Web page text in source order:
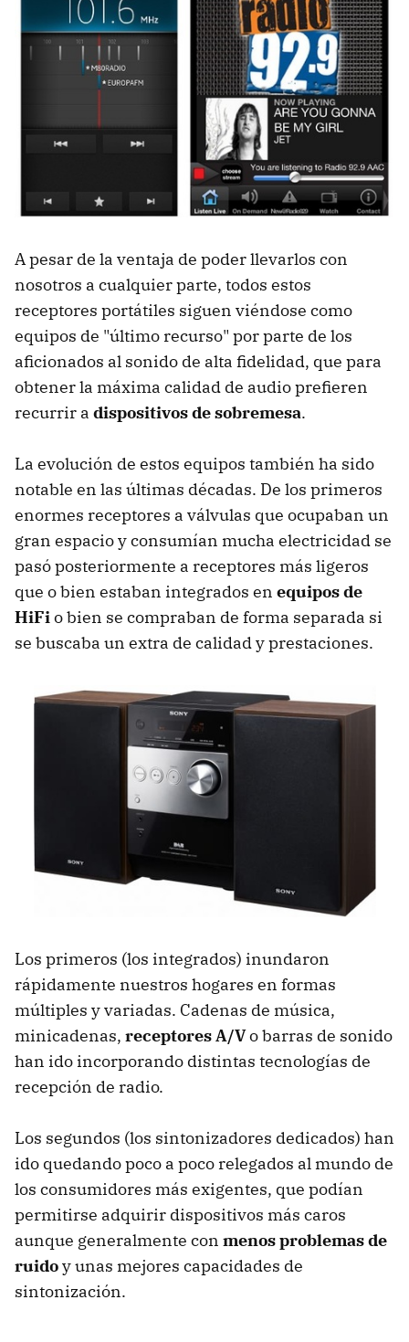
A pesar de la ventaja de poder llevarlos con
nosotros a cualquier parte, todos estos
receptores portátiles siguen viéndose como
equipos de "último recurso" por parte de los
aficionados al sonido de alta fidelidad, que para
obtener la máxima calidad de audio prefieren
recurrir a dispositivos de sobremesa.
La evolución de estos equipos también ha sido
notable en las últimas décadas. De los primeros
enormes receptores a válvulas que ocupaban un
gran espacio y consumían mucha electricidad se
pasó posteriormente a receptores más ligeros
que o bien estaban integrados en equipos de
HiFio bien se compraban de forma separada si
se buscaba un extra de calidad y prestaciones.
Los primeros (los integrados) inundaron
rápidamente nuestros hogares en formas
múltiples y variadas. Cadenas de música,
minicadenas, receptores A/Vo barras de sonido
han ido incorporando distintas tecnologías de
recepción de radio.
Los segundos (los sintonizadores dedicados) han
ido quedando poco a poco relegados al mundo de
los consumidores más exigentes, que podían
permitirse adquirir dispositivos más caros
aunque generalmente con menos problemas de
ruidoy unas mejores capacidades de
sintonización.